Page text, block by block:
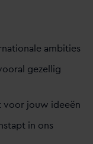
ambities
gezellig
voor jouw ideeën
in ons